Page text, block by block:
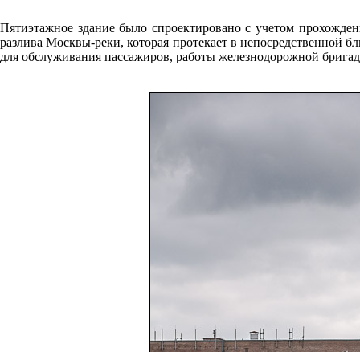
Пятиэтажное здание было спроектировано с учетом
разлива Москвы-реки, которая протекает в непосредственной
для обслуживания пассажиров, работы железнодорожной